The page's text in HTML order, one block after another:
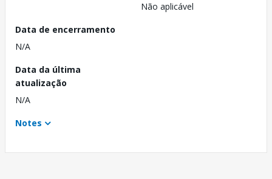
Não aplicável
Data de encerramento
N/A
Data da última
atualização
N/A
Notes